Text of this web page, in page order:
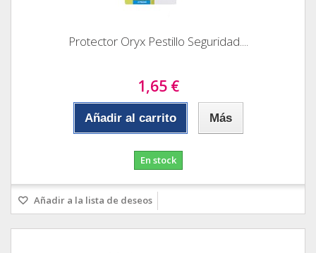
Protector Oryx Pestillo Seguridad....
1,65 €
Añadir al carrito Más
En stock
Añadir a la lista de deseos